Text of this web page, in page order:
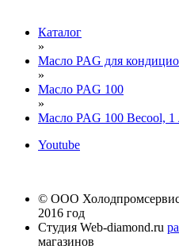
Каталог
»
Масло PAG для
»
Масло PAG 100
»
Масло PAG 100 Becool, 1
Youtube
© ООО
2016 год
Студия Web-diamond.ru
магазинов